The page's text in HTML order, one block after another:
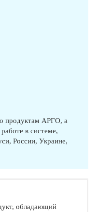
продуктам АРГО, а
в системе,
России, Украине,
обладающий